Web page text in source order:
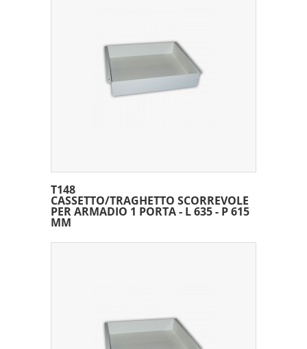
T148
CASSETTO/TRAGHETTO SCORREVOLE
PER ARMADIO 1 PORTA - L 635 - P 615
MM